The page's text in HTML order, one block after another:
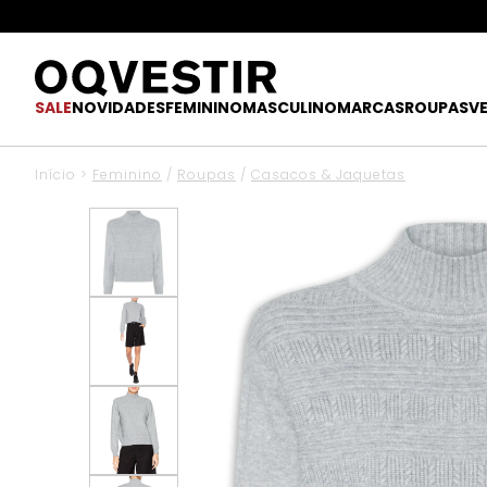
SALENOVIDADESFEMININOMASCULINOMARCASROUPAS
Início > Feminino / Roupas / Casacos & Jaquetas